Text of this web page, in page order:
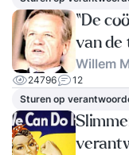
“De
van de
Willem
24796
12
Sturen op